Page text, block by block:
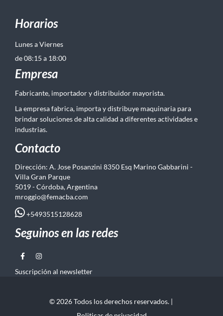
Horarios
Lunes a Viernes
de 08:15 a 18:00
Empresa
Fabricante, importador y distribuidor mayorista.
La empresa fabrica, importa y distribuye maquinaria para
brindar soluciones de alta calidad a diferentes actividades e
industrias.
Contacto
Dirección: A. Jose Posanzini 8350 Esq Marino Gabbarini -
Villa Gran Parque
5019 - Córdoba, Argentina
mroggio@femacba.com
+5493515128628
Seguinos en las redes
Suscripción al newsletter
© 2026 Todos los derechos reservados. |